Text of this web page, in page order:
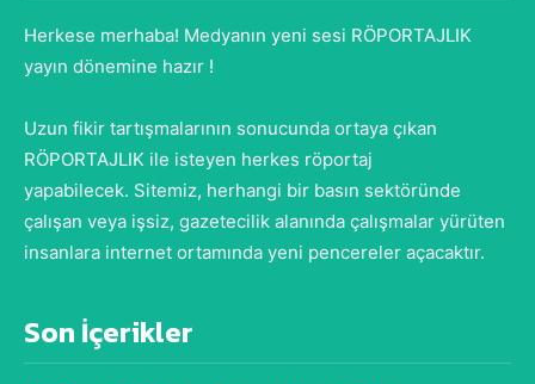
Herkese merhaba! Medyanın yeni sesi RÖPORTAJLIK
yayın dönemine hazır !
Uzun fikir tartışmalarının sonucunda ortaya çıkan
RÖPORTAJLIK ile isteyen herkes röportaj
yapabilecek. Sitemiz, herhangi bir basın sektöründe
çalışan veya işsiz, gazetecilik alanında çalışmalar yürüten
insanlara internet ortamında yeni pencereler açacaktır.
Son İçerikler